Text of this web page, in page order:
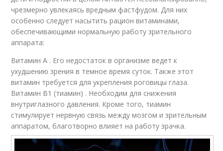
чрезмерно увлекаясь вредным фастфудом. Для них
особенно следует насытить рацион витаминами,
обеспечивающими нормальную работу зрительного
аппарата:
Витамин А . Его недостаток в организме ведет к
ухудшению зрения в темное время суток. Также этот
витамин требуется для укрепления роговицы глаза.
Витамин B1 (тиамин) . Необходим для снижения
внутриглазного давления. Кроме того, тиамин
стимулирует нервную связь между мозгом и зрительным
аппаратом, благотворно влияет на работу зрачка.